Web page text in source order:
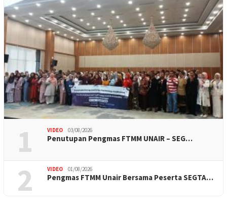
1 VIDEO 03/08/2026
Penutupan Pengmas FTMM UNAIR – SEG…
2 VIDEO 01/08/2026
Pengmas FTMM Unair Bersama Peserta SEGTA…